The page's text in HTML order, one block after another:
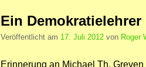
Ein Demokratielehrer
Veröffentlicht am 17. Juli 2012 von Roger
Erinnerung an Michael Th.